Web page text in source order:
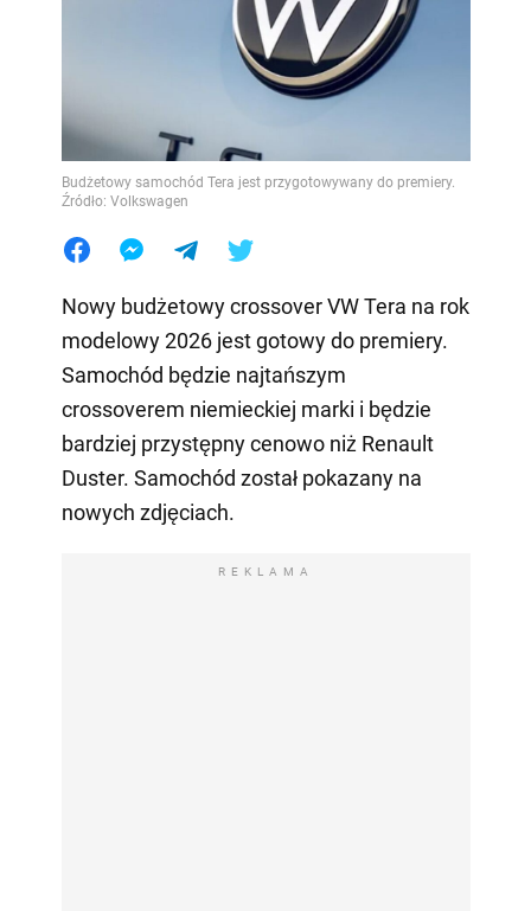
Budżetowy samochód Tera jest przygotowywany do premiery.
Źródło: Volkswagen
Nowy budżetowy crossover VW Tera na rok
modelowy 2026 jest gotowy do premiery.
Samochód będzie najtańszym
crossoverem niemieckiej marki i będzie
bardziej przystępny cenowo niż Renault
Duster. Samochód został pokazany na
nowych zdjęciach.
REKLAMA